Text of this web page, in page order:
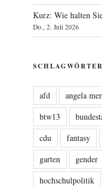
Nächster
Kurz: Wie halten
Do., 2. Juli 2026
SCHLAGWÖRTER
afd angela
btw13
cdu
fantasy
garten
gender
hochschulpolitik